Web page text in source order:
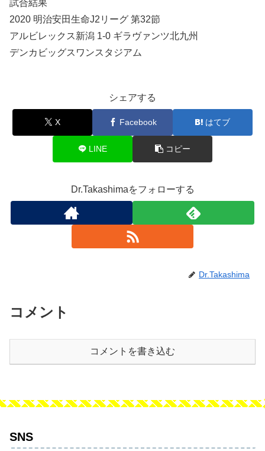
試合結果
2020 明治安田生命J2リーグ 第32節
アルビレックス新潟 1-0 ギラヴァンツ北九州
デンカビッグスワンスタジアム
シェアする
X Facebook はてブ
LINE コピー
Dr.Takashimaをフォローする
Dr.Takashima
コメント
コメントを書き込む
SNS